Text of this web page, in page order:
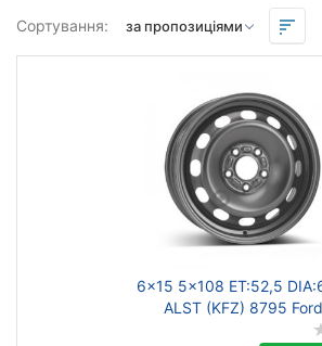
Сортування:
6x15 5x108 ET:52,5
ALST (KFZ) 8795 Ford
до
до